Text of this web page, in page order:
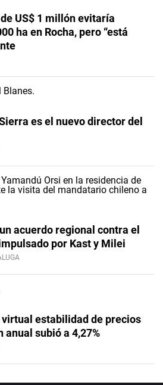
US$ 1 millón evitaría
ha en Rocha, pero “está
es el nuevo director del
acuerdo regional contra el
por Kast y Milei
virtual estabilidad de precios
subió a 4,27%